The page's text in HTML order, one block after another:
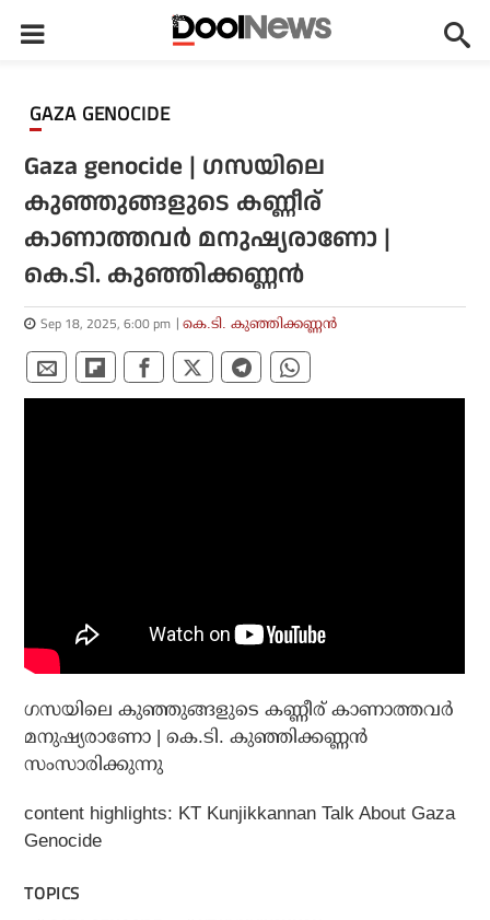
GAZA GENOCIDE
​Gaza genocide | ഗസയിലെ
കുഞ്ഞുങ്ങളുടെ കണ്ണീര്
കാണാത്തവർ മനുഷ്യരാണോ |
കെ.ടി. കുഞ്ഞിക്കണ്ണൻ
Sep 18, 2025, 6:00 pm കെ.ടി. കുഞ്ഞിക്കണ്ണന്‍
​ഗസയിലെ കുഞ്ഞുങ്ങളുടെ കണ്ണീര് കാണാത്തവർ
മനുഷ്യരാണോ | കെ.ടി. കുഞ്ഞിക്കണ്ണൻ
സംസാരിക്കുന്നു
content highlights: KT Kunjikkannan Talk About Gaza
Genocide
TOPICS